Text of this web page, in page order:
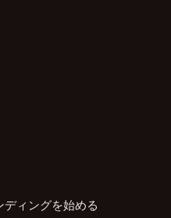
ィングを始める